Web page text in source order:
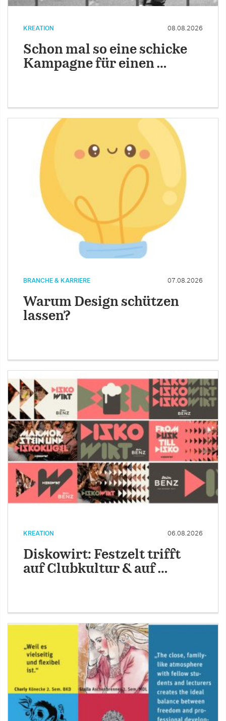
KREATION 08.08.2026
Schon mal so eine schicke
Kampagne für einen …
BRANCHE & KARRIERE 07.08.2026
Warum Design schützen
lassen?
KREATION 06.08.2026
Diskowirt: Festzelt trifft
auf Clubkultur & auf …